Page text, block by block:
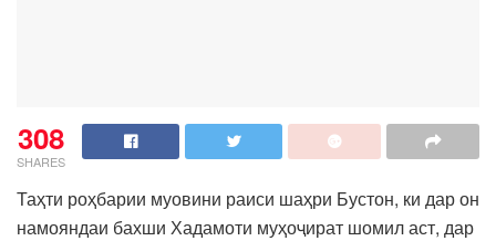
308
SHARES
Таҳти роҳбарии муовини раиси шаҳри Бустон, ки дар он
намояндаи бахши Хадамоти муҳоҷират шомил аст, дар